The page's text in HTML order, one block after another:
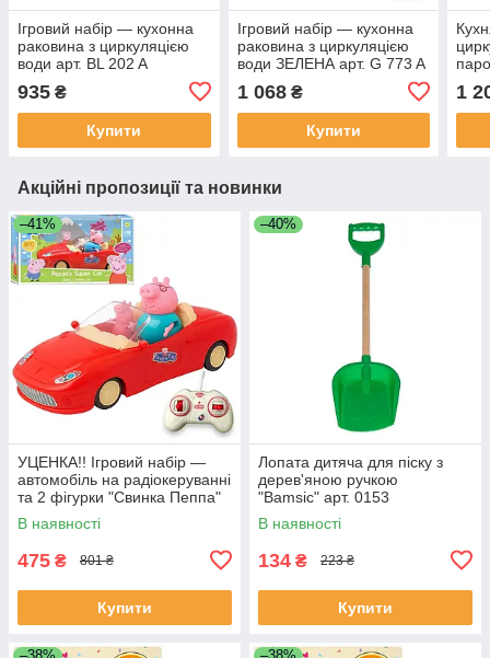
Ігровий набір — кухонна
раковина з циркуляцією
води арт. BL 202 A
935 ₴
Купити
Ігровий набір — кухонна
раковина з циркуляцією
води ЗЕЛЕНА арт. G 773 A
1 068₴
Купити
1
Акційні пропозиції та новинки
–41%
УЦЕНКА!! Ігровий набір —
автомобіль на радіокеруванні
та 2 фігурки "Свинка Пеппа"
(Peppa Pig) арт. 000-1
В наявності
475 ₴ 801 ₴
Купити
–40%
Лопата дитяча для піску з
дерев'яною ручкою
"Bamsic" арт. 0153
В наявності
134 ₴ 223 ₴
Купити